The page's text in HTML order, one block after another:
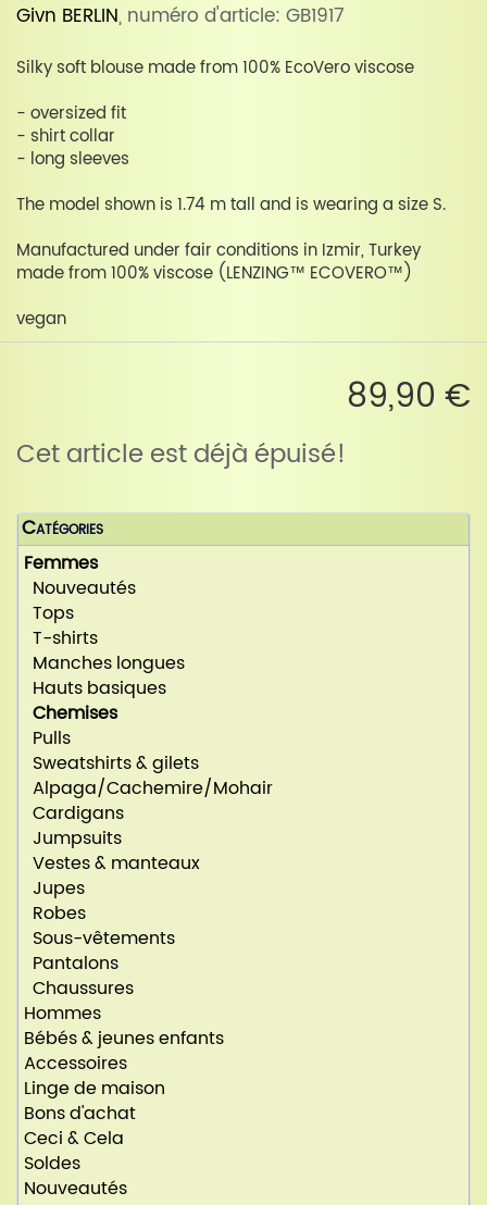
Givn BERLIN, numéro d'article: GB1917
Silky soft blouse made from 100% EcoVero viscose
- oversized fit
- shirt collar
- long sleeves
The model shown is 1.74 m tall and is wearing a size S.
Manufactured under fair conditions in Izmir, Turkey
made from 100% viscose (LENZING™ ECOVERO™)
vegan
89,90 €
Cet article est déjà épuisé!
Catégories
Femmes
Nouveautés
Tops
T-shirts
Manches longues
Hauts basiques
Chemises
Pulls
Sweatshirts & gilets
Alpaga/Cachemire/Mohair
Cardigans
Jumpsuits
Vestes & manteaux
Jupes
Robes
Sous-vêtements
Pantalons
Chaussures
Hommes
Bébés & jeunes enfants
Accessoires
Linge de maison
Bons d'achat
Ceci & Cela
Soldes
Nouveautés